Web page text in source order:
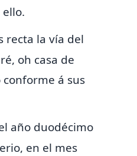
recta la vía del
oh casa de
á sus
año duodécimo
en el mes